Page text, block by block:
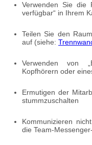
Verwenden Sie die
verfügbar“ in Ihrem
Teilen Sie den
auf (siehe:
Verwenden von
Kopfhörern oder
Ermutigen der
stummzuschalten
Kommunizieren
die Team-